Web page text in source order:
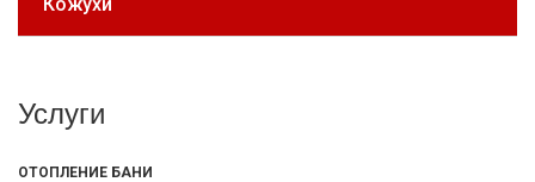
Услуги
ОТОПЛЕНИЕ БАНИ